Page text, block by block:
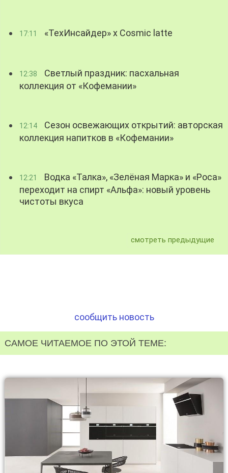
17:11 «ТехИнсайдер» х Cosmic latte
12:38
Светлый праздник: пасхальная
коллекция от «Кофемании»
12:14
Сезон освежающих открытий: авторская
коллекция напитков в «Кофемании»
12:21
Водка «Талка», «Зелёная Марка» и «Роса»
переходит на спирт «Альфа»: новый уровень
чистоты вкуса
смотреть предыдущие
сообщить новость
САМОЕ ЧИТАЕМОЕ ПО ЭТОЙ ТЕМЕ: